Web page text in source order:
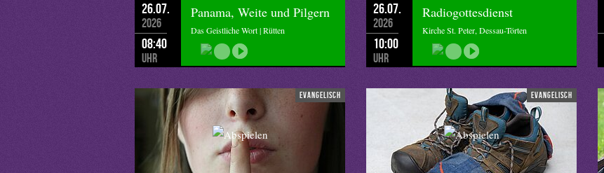
26.07.
2026
08:40
Uhr
Panama, Weite und Pilgern
Das Geistliche Wort | Rütten
26.07.
2026
10:00
Uhr
Radiogottesdienst
Kirche St. Peter, Dessau-Törten
evangelisch evangelisch